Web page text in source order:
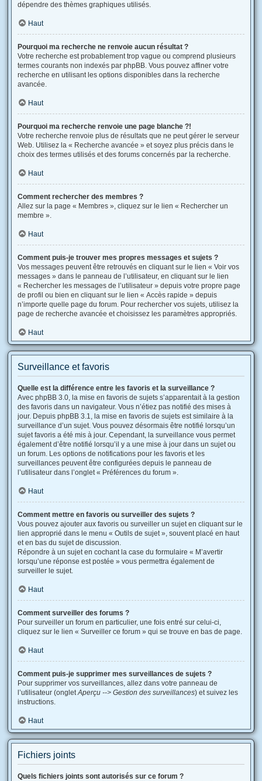
dépendre des thèmes graphiques utilisés.
Haut
Pourquoi ma recherche ne renvoie aucun résultat ?
Votre recherche est probablement trop vague ou comprend plusieurs
termes courants non indexés par phpBB. Vous pouvez affiner votre
recherche en utilisant les options disponibles dans la recherche
avancée.
Haut
Pourquoi ma recherche renvoie une page blanche ?!
Votre recherche renvoie plus de résultats que ne peut gérer le serveur
Web. Utilisez la « Recherche avancée » et soyez plus précis dans le
choix des termes utilisés et des forums concernés par la recherche.
Haut
Comment rechercher des membres ?
Allez sur la page « Membres », cliquez sur le lien « Rechercher un
membre ».
Haut
Comment puis-je trouver mes propres messages et sujets ?
Vos messages peuvent être retrouvés en cliquant sur le lien « Voir vos
messages » dans le panneau de l’utilisateur, en cliquant sur le lien
« Rechercher les messages de l’utilisateur » depuis votre propre page
de profil ou bien en cliquant sur le lien « Accès rapide » depuis
n’importe quelle page du forum. Pour rechercher vos sujets, utilisez la
page de recherche avancée et choisissez les paramètres appropriés.
Haut
Surveillance et favoris
Quelle est la différence entre les favoris et la surveillance ?
Avec phpBB 3.0, la mise en favoris de sujets s’apparentait à la gestion
des favoris dans un navigateur. Vous n’étiez pas notifié des mises à
jour. Depuis phpBB 3.1, la mise en favoris de sujets est similaire à la
surveillance d’un sujet. Vous pouvez désormais être notifié lorsqu’un
sujet favoris a été mis à jour. Cependant, la surveillance vous permet
également d’être notifié lorsqu’il y a une mise à jour dans un sujet ou
un forum. Les options de notifications pour les favoris et les
surveillances peuvent être configurées depuis le panneau de
l’utilisateur dans l’onglet « Préférences du forum ».
Haut
Comment mettre en favoris ou surveiller des sujets ?
Vous pouvez ajouter aux favoris ou surveiller un sujet en cliquant sur le
lien approprié dans le menu « Outils de sujet », souvent placé en haut
et en bas du sujet de discussion.
Répondre à un sujet en cochant la case du formulaire « M’avertir
lorsqu’une réponse est postée » vous permettra également de
surveiller le sujet.
Haut
Comment surveiller des forums ?
Pour surveiller un forum en particulier, une fois entré sur celui-ci,
cliquez sur le lien « Surveiller ce forum » qui se trouve en bas de page.
Haut
Comment puis-je supprimer mes surveillances de sujets ?
Pour supprimer vos surveillances, allez dans votre panneau de
l’utilisateur (ongletAperçu --> Gestion des surveillances) et suivez les
instructions.
Haut
Fichiers joints
Quels fichiers joints sont autorisés sur ce forum ?